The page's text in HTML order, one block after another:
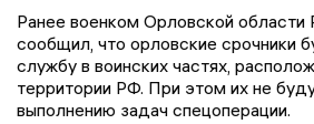
Ранее военком Орловской области
сообщил, что орловские срочники
службу в воинских частях,
территории РФ. При этом их не
выполнению задач спецоперации.